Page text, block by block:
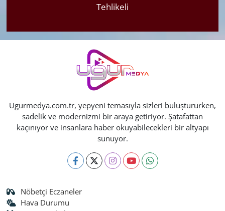
Tehlikeli
Ugurmedya.com.tr, yepyeni temasıyla sizleri buluştururken,
sadelik ve modernizmi bir araya getiriyor. Şatafattan
kaçınıyor ve insanlara haber okuyabilecekleri bir altyapı
sunuyor.
Nöbetçi Eczaneler
Hava Durumu